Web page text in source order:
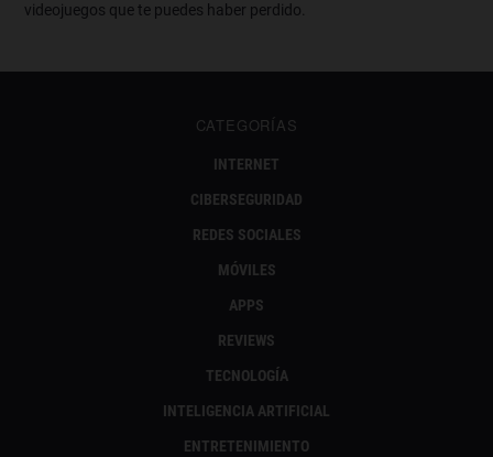
videojuegos que te puedes haber perdido.
CATEGORÍAS
INTERNET
CIBERSEGURIDAD
REDES SOCIALES
MÓVILES
APPS
REVIEWS
TECNOLOGÍA
INTELIGENCIA ARTIFICIAL
ENTRETENIMIENTO